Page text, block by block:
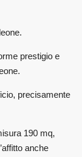
prestigio e
precisamente
190 mq,
anche